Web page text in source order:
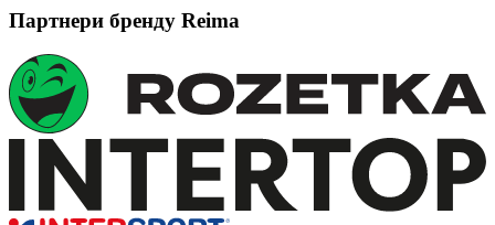
Партнери бренду Reima